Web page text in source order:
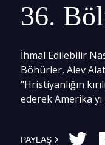
36.
İhmal Edilebilir
Böhürler, Alev
"Hristiyanlığın
ederek Amerika'yı
PAYLAŞ